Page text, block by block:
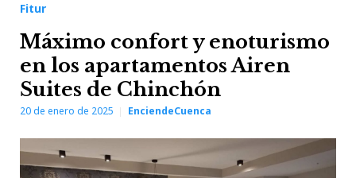
Fitur
Máximo confort y enoturismo
en los apartamentos Airen
Suites de Chinchón
20 de enero de 2025 EnciendeCuenca